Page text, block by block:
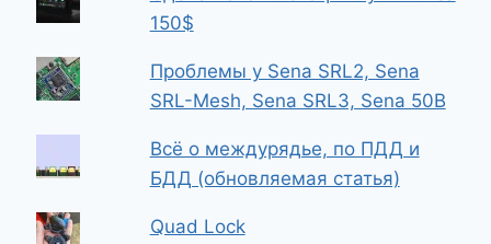
150$
Проблемы у Sena SRL2, Sena
SRL-Mesh, Sena SRL3, Sena 50B
Всё о междурядье, по ПДД и
БДД (обновляемая статья)
Quad Lock